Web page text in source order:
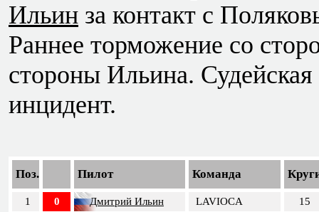
Ильин за контакт с
Раннее торможение со
стороны Ильина.
инцидент.
Поз. Пилот Команда
1 0 Дмитрий Ильин LAVIOCA 15